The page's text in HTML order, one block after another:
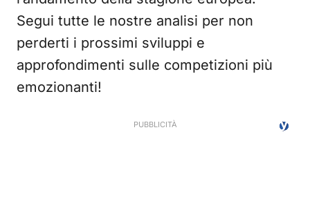
Segui tutte le nostre analisi per non
perderti i prossimi sviluppi e
approfondimenti sulle competizioni più
emozionanti!